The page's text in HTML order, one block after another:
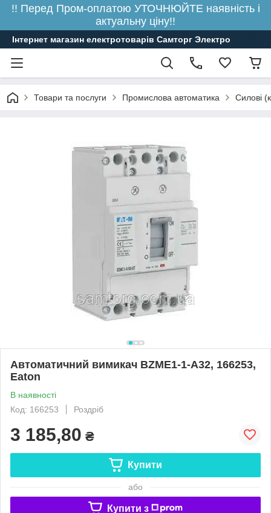
!! Перед Пром-оплатою УТОЧНЮЙТЕ наявність і
актуальну ціну!!
Інтернет магазин електротоварів Самторг Электро
Товари та послуги Промислова автоматика Силові
Автоматичний вимикач BZME1-1-A32, 166253,
Eaton
В наявності
Код: 166253
Роздріб
3 185,80 ₴
Купити
або
Купити з